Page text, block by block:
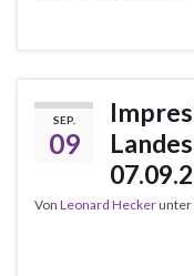
SEP.
09
Von Leonard Heckerunter